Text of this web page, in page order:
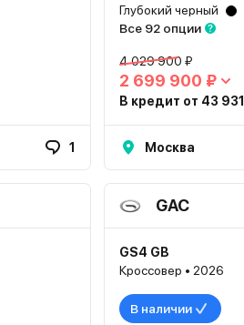
1
Глубокий черный
Все 92 опции
4 029 900 ₽
2 699 900 ₽
В кредит от 43
Москва
GAC
GS4 GB
Кроссовер • 2026
В наличии